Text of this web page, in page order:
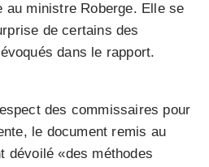
au ministre Roberge. Elle se
de certains des
dans le rapport.
des commissaires pour
le document remis au
dévoilé «des méthodes